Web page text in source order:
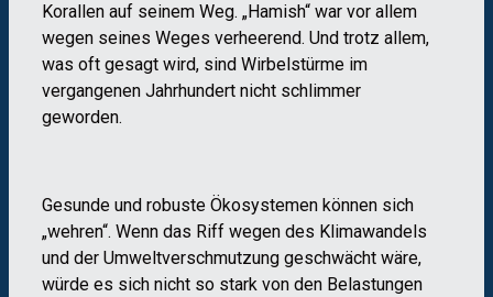
Korallen auf seinem Weg. „Hamish“ war vor allem
wegen seines Weges verheerend. Und trotz allem,
was oft gesagt wird, sind Wirbelstürme im
vergangenen Jahrhundert nicht schlimmer
geworden.
Gesunde und robuste Ökosystemen können sich
„wehren“. Wenn das Riff wegen des Klimawandels
und der Umweltverschmutzung geschwächt wäre,
würde es sich nicht so stark von den Belastungen